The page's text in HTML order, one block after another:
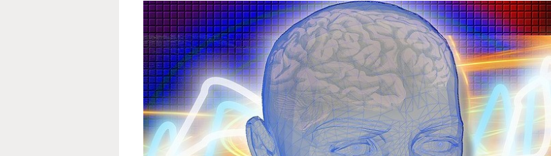
BACHBLÜTEN
EDELSTEINE - HEILSTEINE
HOMÖOPATHIE
KALIFORNISCHE BLÜTEN
NATURHEILKUNDE
ALTERNATIVE MEDIZIN
ARZNEI- UND HEILMITTEL
GIFTSTOFFE
KRANKHEITEN VON A-ZANGST
MEDIZINISCHE FACHBEGRIFFE